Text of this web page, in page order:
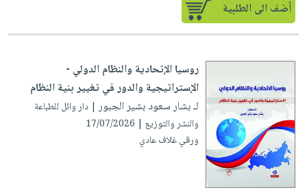
أضف الى الطلبية
روسيا الإتحادية والنظام الدولي -
الإستراتيجية والدور في تغيير بنية النظام
لـ بشار سعود بشير الجبور| دار وائل للطباعة
والنشر والتوزيع | 17/07/2026
ورقي غلاف عادي